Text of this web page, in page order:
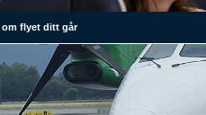
om flyet ditt går